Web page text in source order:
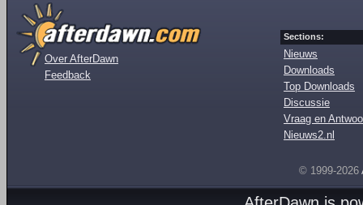
Over AfterDawn
Feedback
Sections:
Nieuws
Downloads
Top Downloads
Discussie
Vraag en
Nieuws2.nl
© 1999-2026